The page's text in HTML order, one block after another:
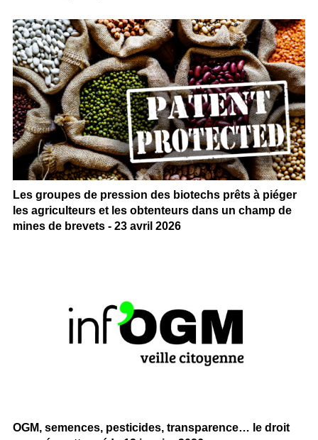
Les groupes de pression des biotechs prêts à piéger
les agriculteurs et les obtenteurs dans un champ de
mines de brevets - 23 avril 2026
OGM, semences, pesticides, transparence… le droit